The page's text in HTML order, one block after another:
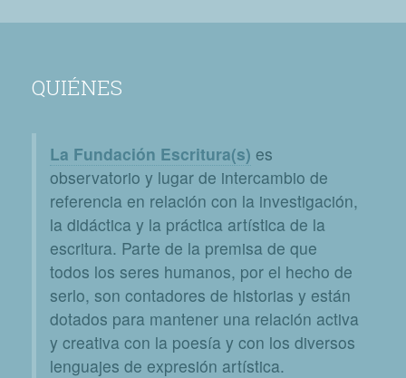
QUIÉNES
La Fundación Escritura(s) es
observatorio y lugar de intercambio de
referencia en relación con la investigación,
la didáctica y la práctica artística de la
escritura. Parte de la premisa de que
todos los seres humanos, por el hecho de
serlo, son contadores de historias y están
dotados para mantener una relación activa
y creativa con la poesía y con los diversos
lenguajes de expresión artística.